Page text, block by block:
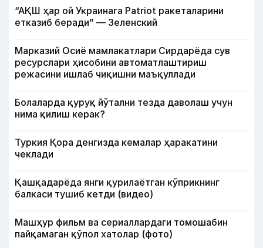
“АҚШ ҳар ой Украинага Patriot ракеталарини
етказиб беради” — Зеленский
Марказий Осиё мамлакатлари Сирдарёда сув
ресурслари ҳисобини автоматлаштириш
режасини ишлаб чиқишни маъқуллади
Болаларда қуруқ йўтални тезда даволаш учун
нима қилиш керак?
Туркия Қора денгизда кемалар ҳаракатини
чеклади
Қашқадарёда янги қурилаётган кўприкнинг
балкаси тушиб кетди (видео)
Машҳур фильм ва сериаллардаги томошабин
пайқамаган қўпол хатолар (фото)